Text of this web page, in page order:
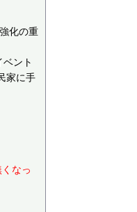
化の重
ント
家に手
なっ